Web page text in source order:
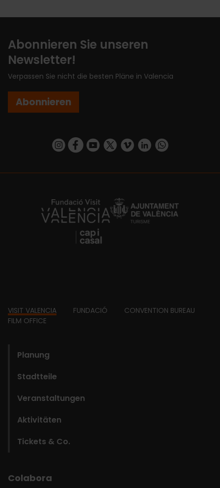
Abonnieren Sie unseren
Newsletter!
Verpassen Sie nicht die besten Pläne in Valencia
Abonnieren
https://www.instagram.com/visit_valencia/
https://www.facebook.com/
https://www.youtube.com/user/
https://twitter.com/_VivaValencia
https://vimeo.com/
https://www.linkedin.com/company/turismo-valencia/https://api.whatsapp.com/send/
https://fundacion.visitvalencia.com/
Footer
VISIT VALENCIA FUNDACIÓ
CONVENTION BUREAU
FILM OFFICE
Planung
Stadtteile
Veranstaltungen
Aktivitäten
Tickets & Co.
Colabora